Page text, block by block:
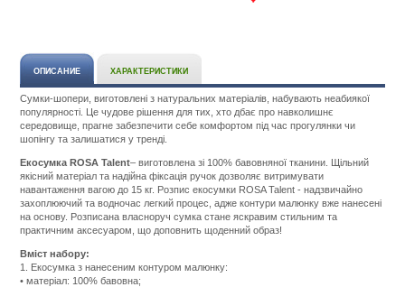
ОПИСАНИЕ ХАРАКТЕРИСТИКИ
Сумки-шопери, виготовлені з натуральних матеріалів, набувають неабиякої
популярності. Це чудове рішення для тих, хто дбає про навколишнє
середовище, прагне забезпечити себе комфортом під час прогулянки чи
шопінгу та залишатися у тренді.
Екосумка ROSA Talent– виготовлена зі 100% бавовняної тканини. Щільний
якісний матеріал та надійна фіксація ручок дозволяє витримувати
навантаження вагою до 15 кг. Розпис екосумки ROSA Talent - надзвичайно
захоплюючий та водночас легкий процес, адже контури малюнку вже нанесені
на основу. Розписана власноруч сумка стане яскравим стильним та
практичним аксесуаром, що доповнить щоденний образ!
Вміст набору:
1. Екосумка з нанесеним контуром малюнку:
• матеріал: 100% бавовна;